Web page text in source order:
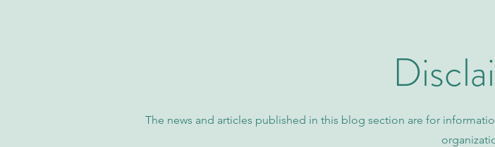
The news and articles published in this blog section are for